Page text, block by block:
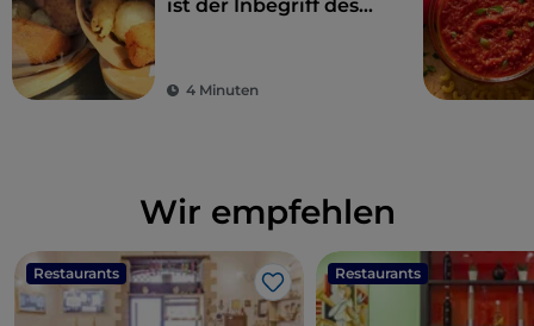
ist der Inbegriff des
4 Minuten
Wir empfehlen
Restaurants
Like
Restaurants